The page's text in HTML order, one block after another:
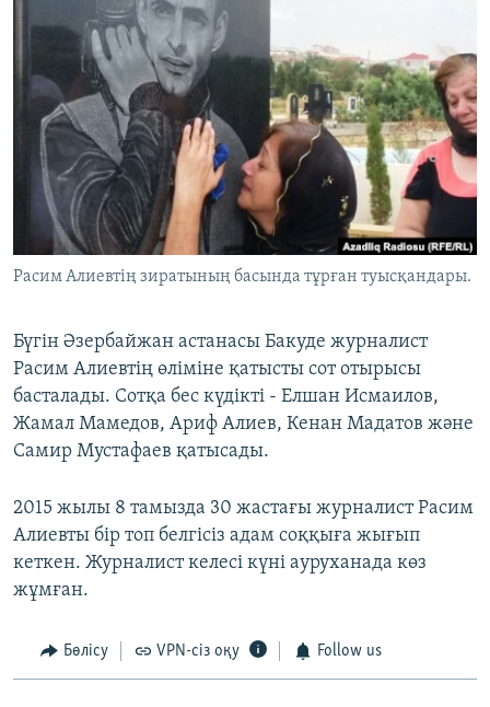
ӘЛЕУМЕТ
АРНАЙЫ ЖОБАЛАР
Русский
ЖАЗЫЛЫҢЫЗ
Расим Алиевтің зиратының басында тұрған туысқандары.
Бүгін Әзербайжан астанасы Бакуде журналист
Расим Алиевтің өліміне қатысты сот отырысы
басталады. Сотқа бес күдікті - Елшан Исмаилов,
Жамал Мамедов, Ариф Алиев, Кенан Мадатов және
Самир Мустафаев қатысады.
2015 жылы 8 тамызда 30 жастағы журналист Расим
Алиевты бір топ белгісіз адам соққыға жығып
кеткен. Журналист келесі күні ауруханада көз
жұмған.
Бөлісу VPN-сіз оқу Follow us